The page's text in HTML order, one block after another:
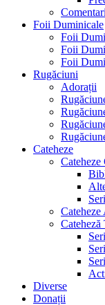
Foii Duminicale
Foii
Foii
Foii
Rugăciuni
Adorații
Cateheze
Cateheze
Cateheze
Cateheză
Diverse
Donații